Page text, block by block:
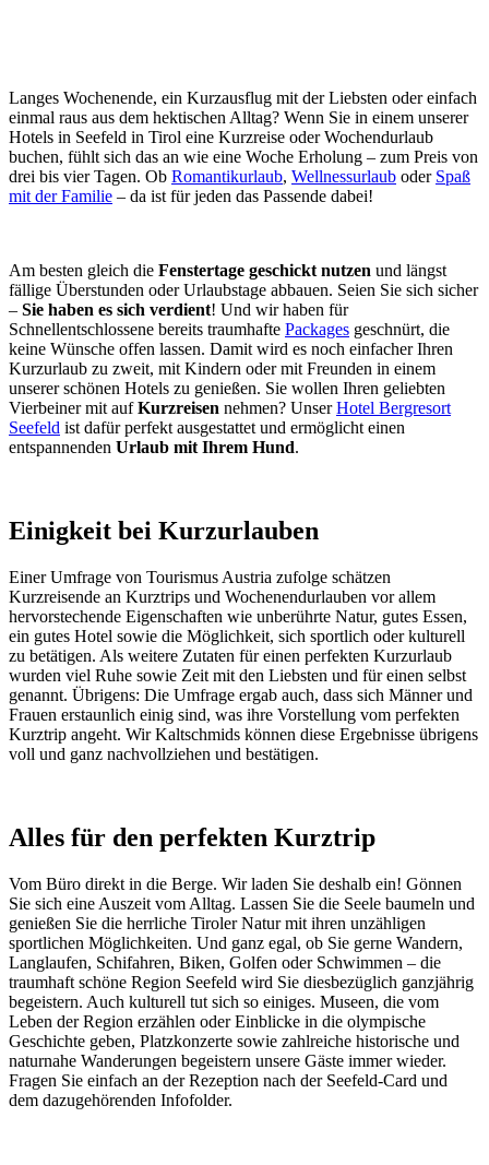
Langes Wochenende, ein Kurzausflug mit der Liebsten oder einfach
einmal raus aus dem hektischen Alltag? Wenn Sie in einem unserer
Hotels in Seefeld in Tirol eine Kurzreise oder Wochendurlaub
buchen, fühlt sich das an wie eine Woche Erholung – zum Preis von
drei bis vier Tagen. Ob Romantikurlaub, Wellnessurlaub oder Spaß
mit der Familie – da ist für jeden das Passende dabei!
Am besten gleich die Fenstertage geschickt nutzen und längst
fällige Überstunden oder Urlaubstage abbauen. Seien Sie sich sicher
– Sie haben es sich verdient! Und wir haben für
Schnellentschlossene bereits traumhafte Packages geschnürt, die
keine Wünsche offen lassen. Damit wird es noch einfacher Ihren
Kurzurlaub zu zweit, mit Kindern oder mit Freunden in einem
unserer schönen Hotels zu genießen. Sie wollen Ihren geliebten
Vierbeiner mit aufKurzreisen nehmen? UnserHotel Bergresort
Seefeld ist dafür perfekt ausgestattet und ermöglicht einen
entspannenden Urlaub mit Ihrem Hund.
Einigkeit bei Kurzurlauben
Einer Umfrage von Tourismus Austria zufolge schätzen
Kurzreisende an Kurztrips und Wochenendurlauben vor allem
hervorstechende Eigenschaften wie unberührte Natur, gutes Essen,
ein gutes Hotel sowie die Möglichkeit, sich sportlich oder kulturell
zu betätigen. Als weitere Zutaten für einen perfekten Kurzurlaub
wurden viel Ruhe sowie Zeit mit den Liebsten und für einen selbst
genannt. Übrigens: Die Umfrage ergab auch, dass sich Männer und
Frauen erstaunlich einig sind, was ihre Vorstellung vom perfekten
Kurztrip angeht. Wir Kaltschmids können diese Ergebnisse übrigens
voll und ganz nachvollziehen und bestätigen.
Alles für den perfekten Kurztrip
Vom Büro direkt in die Berge. Wir laden Sie deshalb ein! Gönnen
Sie sich eine Auszeit vom Alltag. Lassen Sie die Seele baumeln und
genießen Sie die herrliche Tiroler Natur mit ihren unzähligen
sportlichen Möglichkeiten. Und ganz egal, ob Sie gerne Wandern,
Langlaufen, Schifahren, Biken, Golfen oder Schwimmen – die
traumhaft schöne Region Seefeld wird Sie diesbezüglich ganzjährig
begeistern. Auch kulturell tut sich so einiges. Museen, die vom
Leben der Region erzählen oder Einblicke in die olympische
Geschichte geben, Platzkonzerte sowie zahlreiche historische und
naturnahe Wanderungen begeistern unsere Gäste immer wieder.
Fragen Sie einfach an der Rezeption nach der Seefeld-Card und
dem dazugehörenden Infofolder.